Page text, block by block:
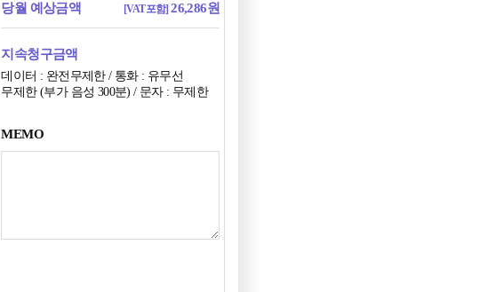
당월 예상금액 [VAT포함]26,286원
지속청구금액
데이터 : 완전무제한 / 통화 : 유무선
무제한 (부가 음성 300분) / 문자 : 무제한
MEMO